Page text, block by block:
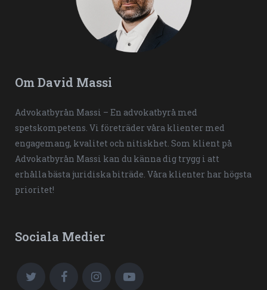
Om David Massi
Advokatbyrån Massi – En advokatbyrå med
spetskompetens. Vi företräder våra klienter med
engagemang, kvalitet och nitiskhet. Som klient på
Advokatbyrån Massi kan du känna dig trygg i att
erhålla bästa juridiska biträde. Våra klienter har högsta
prioritet!
Sociala Medier